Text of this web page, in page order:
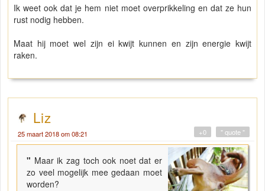
Ik weet ook dat je hem niet moet overprikkeling en dat ze hun
rust nodig hebben.
Maat hij moet wel zijn ei kwijt kunnen en zijn energie kwijt
raken.
Liz
25 maart 2018 om 08:21 " quote "
+0
" Maar ik zag toch ook noet dat er
zo veel mogelijk mee gedaan moet
worden?